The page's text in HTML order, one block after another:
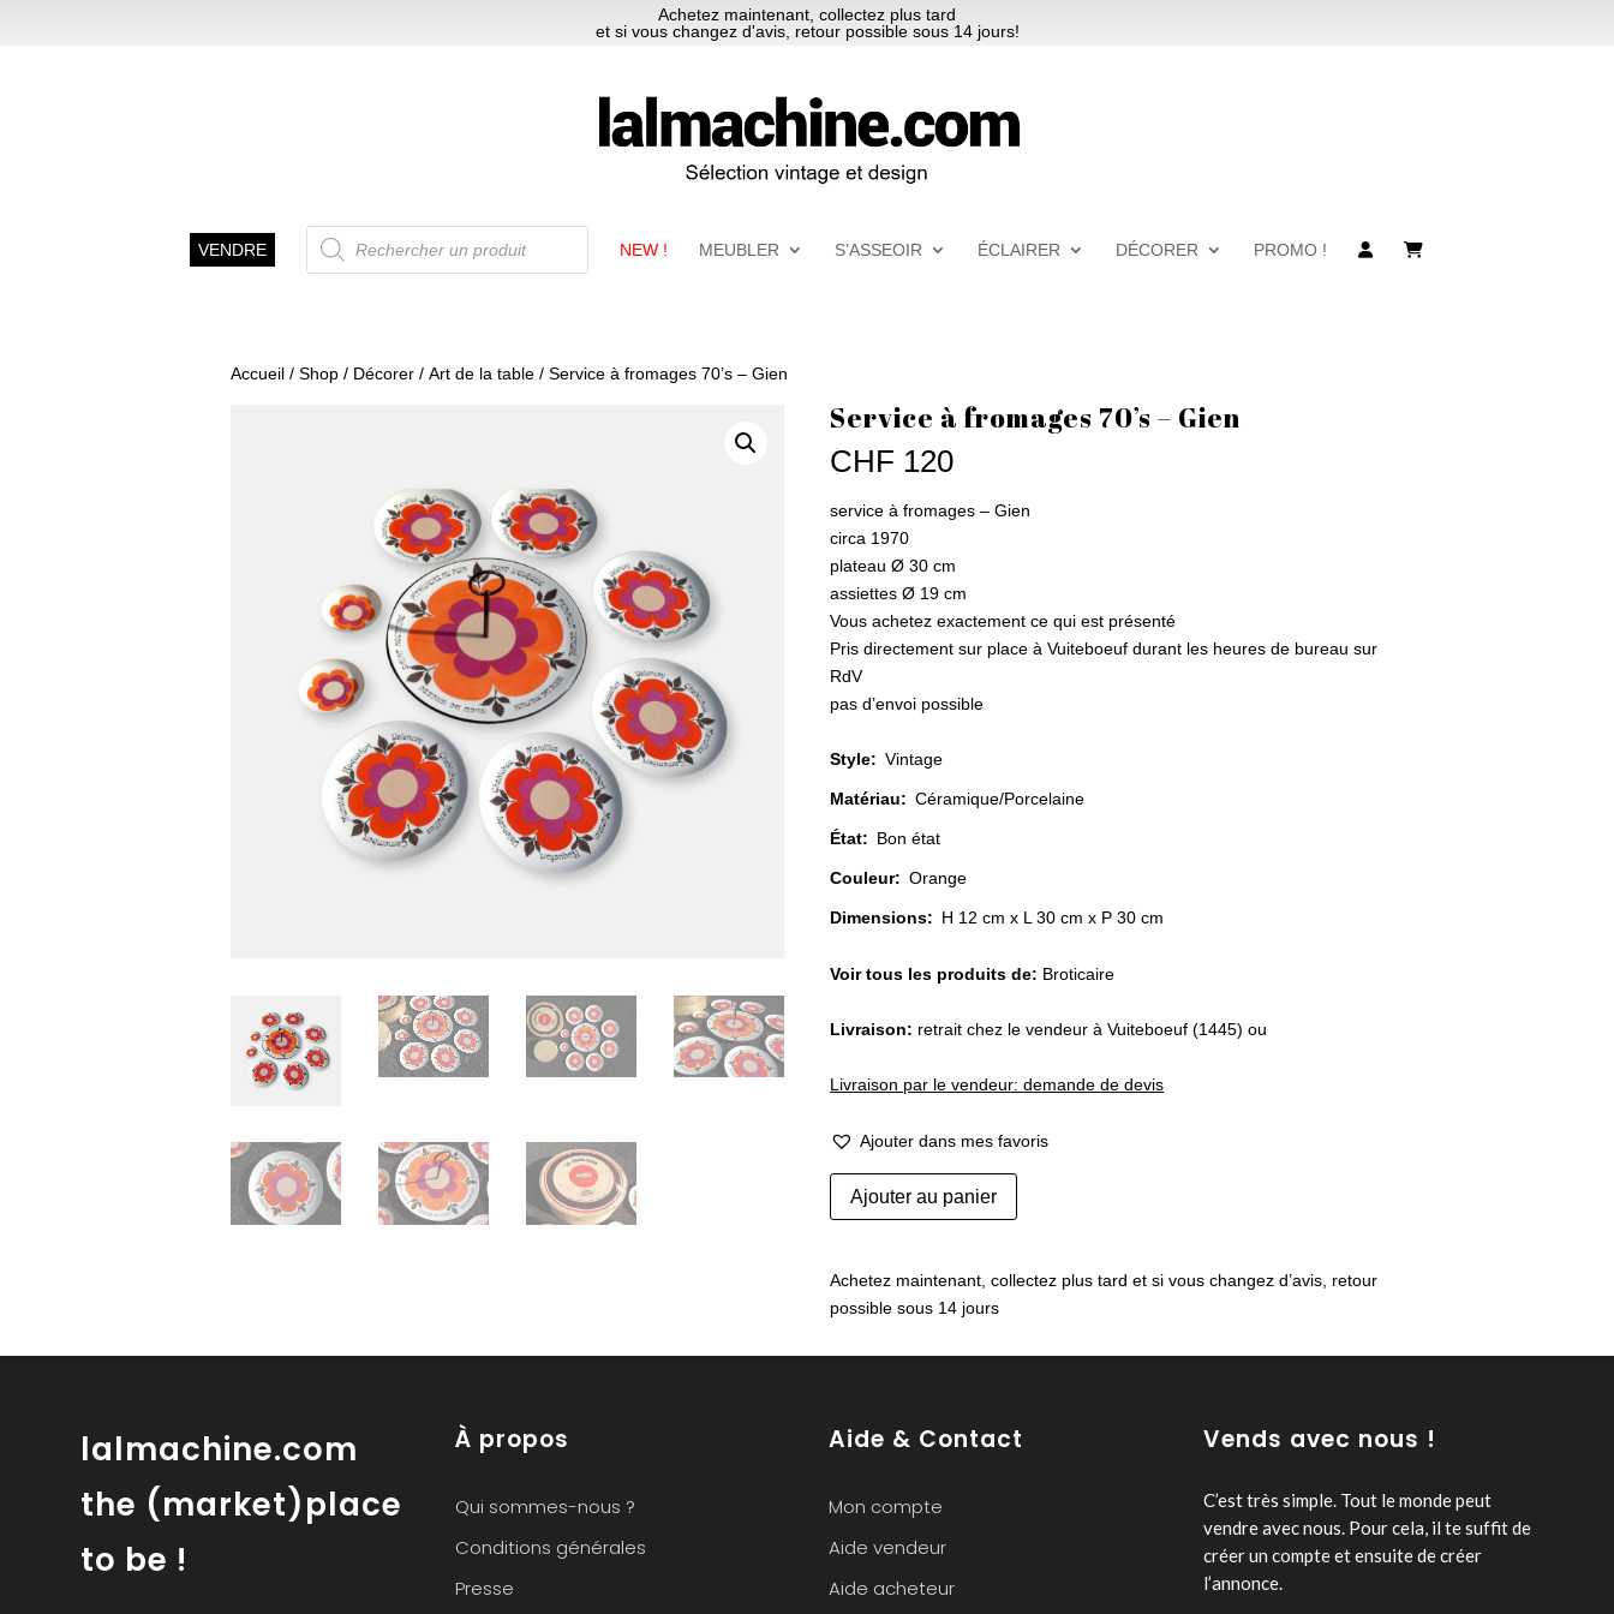
Achetez maintenant, collectez plus tard
et si vous changez d'avis, retour possible sous 14 jours!
VENDRE
Recherche
de
produits
NEW ! MEUBLER S’ASSEOIR ÉCLAIRER DÉCORER PROMO !
Accueil / Shop / Décorer / Art de la table / Service à fromages 70’s – Gien
Service à fromages 70’s – Gien
CHF 120
service à fromages – Gien
circa 1970
plateau Ø 30 cm
assiettes Ø 19 cm
Vous achetez exactement ce qui est présenté
Pris directement sur place à Vuiteboeuf durant les heures de bureau sur
RdV
pas d’envoi possible
Style: Vintage
Matériau: Céramique/Porcelaine
État: Bon état
Couleur: Orange
Dimensions: H 12 cm x L 30 cm x P 30 cm
Voir tous les produits de: Broticaire
Livraison: retrait chez le vendeur à Vuiteboeuf (1445) ou
Livraison par le vendeur: demande de devis
Ajouter dans mes favoris
quantité
de
70's
Ajouter au panier
Achetez maintenant, collectez plus tard et si vous changez d’avis, retour
possible sous 14 jours
lalmachine.com
the (market)place
to be !
À propos
Qui sommes-nous ?
Conditions générales
Presse
Aide & Contact
Mon compte
Aide vendeur
Aide acheteur
Vends avec nous !
C’est très simple. Tout le monde peut
vendre avec nous. Pour cela, il te suffit de
créer un compte et ensuite de créer
l’annonce.